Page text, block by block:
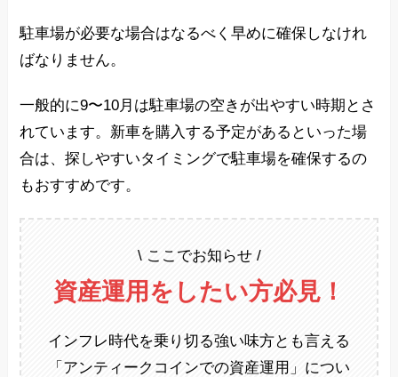
駐車場が必要な場合はなるべく早めに確保しなけれ
ばなりません。
一般的に9〜10月は駐車場の空きが出やすい時期とさ
れています。新車を購入する予定があるといった場
合は、探しやすいタイミングで駐車場を確保するの
もおすすめです。
\ ここでお知らせ /
資産運用をしたい方必見！
インフレ時代を乗り切る強い味方とも言える
「アンティークコインでの資産運用」につい